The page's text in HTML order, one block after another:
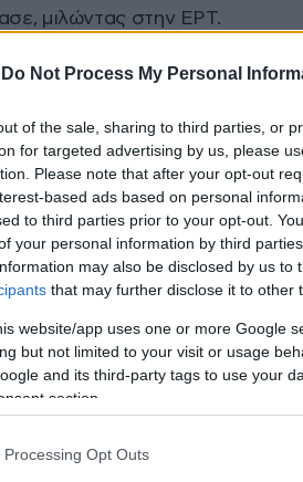
Do Not Process My Personal
of the sale, sharing to third parties, or
for targeted advertising by us, please
Please note that after your opt-out
based ads based on personal
to third parties prior to your opt-out.
your personal information by third
may also be disclosed by us to
that may further disclose it to other
website/app uses one or more Google
but not limited to your visit or usage
and its third-party tags to use your
section.
Opt Outs
μιλώντας στην ΕΡΤ.
νέεςκυβερνητικές
μετά από διυπουργική